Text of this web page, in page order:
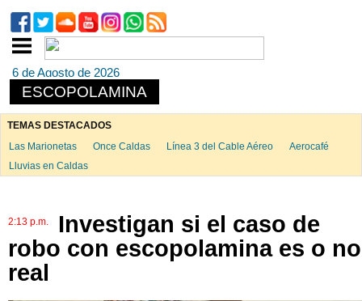
6 de Agosto de 2026
ESCOPOLAMINA
TEMAS DESTACADOS
Las Marionetas
Once Caldas Línea 3 del Cable Aéreo
Aerocafé
Lluvias en Caldas
2:13 p.m.
Investigan si el caso de
robo con escopolamina es o no
real